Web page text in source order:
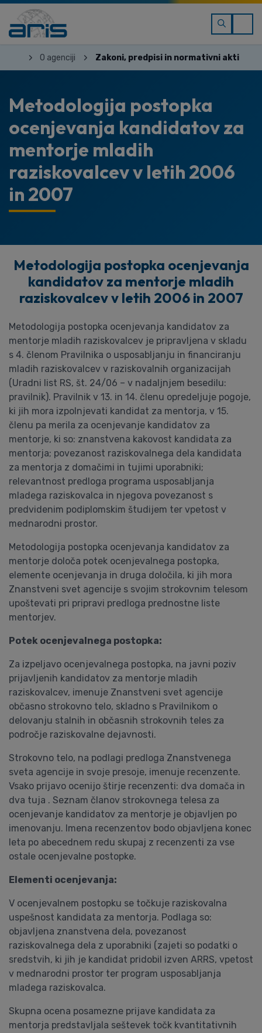
O agenciji Zakoni, predpisi in normativni akti
Metodologija postopka
ocenjevanja kandidatov za
mentorje mladih
raziskovalcev v letih 2006
in 2007
Metodologija postopka ocenjevanja
kandidatov za mentorje mladih
raziskovalcev v letih 2006 in 2007
Metodologija postopka ocenjevanja kandidatov za
mentorje mladih raziskovalcev je pripravljena v skladu
s 4. členom Pravilnika o usposabljanju in financiranju
mladih raziskovalcev v raziskovalnih organizacijah
(Uradni list RS, št. 24/06 – v nadaljnjem besedilu:
pravilnik). Pravilnik v 13. in 14. členu opredeljuje pogoje,
ki jih mora izpolnjevati kandidat za mentorja, v 15.
členu pa merila za ocenjevanje kandidatov za
mentorje, ki so: znanstvena kakovost kandidata za
mentorja; povezanost raziskovalnega dela kandidata
za mentorja z domačimi in tujimi uporabniki;
relevantnost predloga programa usposabljanja
mladega raziskovalca in njegova povezanost s
predvidenim podiplomskim študijem ter vpetost v
mednarodni prostor.
Metodologija postopka ocenjevanja kandidatov za
mentorje določa potek ocenjevalnega postopka,
elemente ocenjevanja in druga določila, ki jih mora
Znanstveni svet agencije s svojim strokovnim telesom
upoštevati pri pripravi predloga prednostne liste
mentorjev.
Potek ocenjevalnega postopka:
Za izpeljavo ocenjevalnega postopka, na javni poziv
prijavljenih kandidatov za mentorje mladih
raziskovalcev, imenuje Znanstveni svet agencije
občasno strokovno telo, skladno s Pravilnikom o
delovanju stalnih in občasnih strokovnih teles za
področje raziskovalne dejavnosti.
Strokovno telo, na podlagi predloga Znanstvenega
sveta agencije in svoje presoje, imenuje recenzente.
Vsako prijavo ocenijo štirje recenzenti: dva domača in
dva tuja . Seznam članov strokovnega telesa za
ocenjevanje kandidatov za mentorje je objavljen po
imenovanju. Imena recenzentov bodo objavljena konec
leta po abecednem redu skupaj z recenzenti za vse
ostale ocenjevalne postopke.
Elementi ocenjevanja:
V ocenjevalnem postopku se točkuje raziskovalna
uspešnost kandidata za mentorja. Podlaga so:
objavljena znanstvena dela, povezanost
raziskovalnega dela z uporabniki (zajeti so podatki o
sredstvih, ki jih je kandidat pridobil izven ARRS, vpetost
v mednarodni prostor ter program usposabljanja
mladega raziskovalca.
Skupna ocena posamezne prijave kandidata za
mentorja predstavljala seštevek točk kvantitativnih